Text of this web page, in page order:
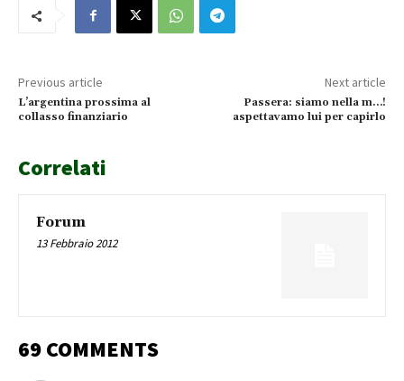
Previous article
L’argentina prossima al
collasso finanziario
Next article
Passera: siamo nella m…!
aspettavamo lui per capirlo
Correlati
Forum
13 Febbraio 2012
69 COMMENTS